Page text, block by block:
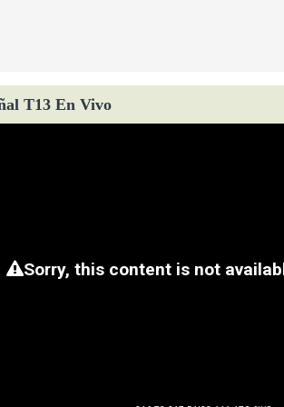
T13 En Vivo